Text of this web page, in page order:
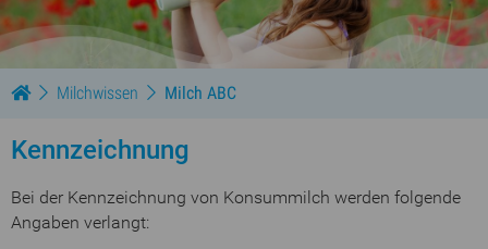
Milchwissen Milch ABC
Kennzeichnung
Bei der Kennzeichnung von Konsummilch werden folgende
Angaben verlangt: